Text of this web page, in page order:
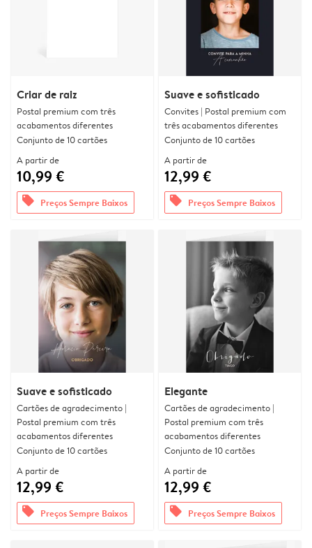
Criar de raiz
Postal premium com três
acabamentos diferentes
Conjunto de 10 cartões
A partir de
10,99 €
offers Preços Sempre Baixos
Suave e sofisticado
Convites | Postal premium com
três acabamentos diferentes
Conjunto de 10 cartões
A partir de
12,99 €
offers Preços Sempre Baixos
Suave e sofisticado
Cartões de agradecimento |
Postal premium com três
acabamentos diferentes
Conjunto de 10 cartões
A partir de
12,99 €
offers Preços Sempre Baixos
Elegante
Cartões de agradecimento |
Postal premium com três
acabamentos diferentes
Conjunto de 10 cartões
A partir de
12,99 €
offers Preços Sempre Baixos